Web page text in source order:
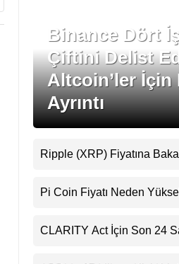
Binance Dört
Çiftini Delist
Altcoin’ler
Ayrıntı
Ripple (XRP) Fiyatına
Uyarı
Pi Coin Fiyatı Neden
Destekledi
CLARITY Act İçin Son 24